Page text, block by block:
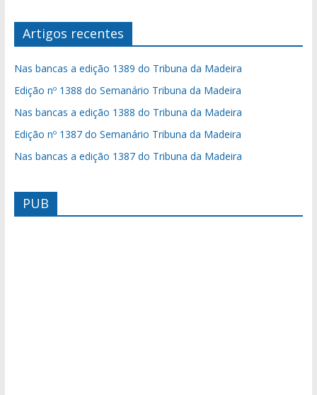
Artigos recentes
Nas bancas a edição 1389 do Tribuna da Madeira
Edição nº 1388 do Semanário Tribuna da Madeira
Nas bancas a edição 1388 do Tribuna da Madeira
Edição nº 1387 do Semanário Tribuna da Madeira
Nas bancas a edição 1387 do Tribuna da Madeira
PUB